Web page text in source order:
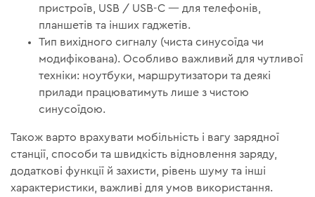
пристроїв, USB / USB-C — для телефонів,
планшетів та інших гаджетів.
Тип вихідного сигналу (чиста синусоїда чи
модифікована). Особливо важливий для чутливої
техніки: ноутбуки, маршрутизатори та деякі
прилади працюватимуть лише з чистою
синусоїдою.
Також варто врахувати мобільність і вагу зарядної
станції, способи та швидкість відновлення заряду,
додаткові функції й захисти, рівень шуму та інші
характеристики, важливі для умов використання.